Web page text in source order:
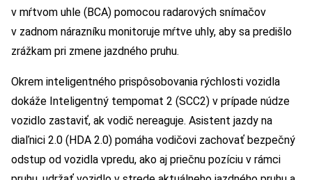
v mŕtvom uhle (BCA) pomocou radarových snímačov
v zadnom nárazníku monitoruje mŕtve uhly, aby sa predišlo
zrážkam pri zmene jazdného pruhu.
Okrem inteligentného prispôsobovania rýchlosti vozidla
dokáže Inteligentný tempomat 2 (SCC2) v prípade núdze
vozidlo zastaviť, ak vodič nereaguje. Asistent jazdy na
diaľnici 2.0 (HDA 2.0) pomáha vodičovi zachovať bezpečný
odstup od vozidla vpredu, ako aj priečnu pozíciu v rámci